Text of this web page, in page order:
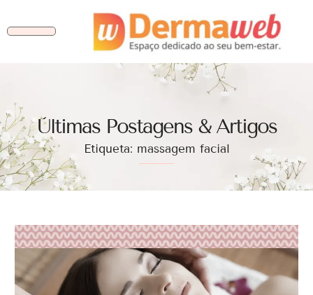
Ùltimas Postagens & Artigos
Etiqueta: massagem facial